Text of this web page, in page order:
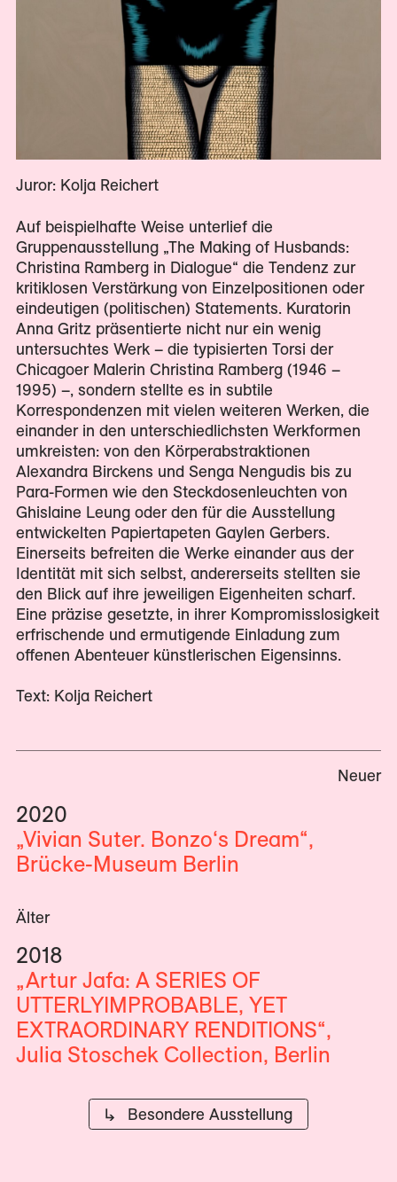
Juror: Kolja Reichert
Auf beispielhafte Weise unterlief die
Gruppenausstellung „The Making of Husbands:
Christina Ramberg in Dialogue“ die Tendenz zur
kritiklosen Verstärkung von Einzelpositionen oder
eindeutigen (politischen) Statements. Kuratorin
Anna Gritz präsentierte nicht nur ein wenig
untersuchtes Werk – die typisierten Torsi der
Chicagoer Malerin Christina Ramberg (1946 –
1995) –, sondern stellte es in subtile
Korrespondenzen mit vielen weiteren Werken, die
einander in den unterschiedlichsten Werkformen
umkreisten: von den Körperabstraktionen
Alexandra Birckens und Senga Nengudis bis zu
Para-Formen wie den Steckdosenleuchten von
Ghislaine Leung oder den für die Ausstellung
entwickelten Papiertapeten Gaylen Gerbers.
Einerseits befreiten die Werke einander aus der
Identität mit sich selbst, andererseits stellten sie
den Blick auf ihre jeweiligen Eigenheiten scharf.
Eine präzise gesetzte, in ihrer Kompromisslosigkeit
erfrischende und ermutigende Einladung zum
offenen Abenteuer künstlerischen Eigensinns.
Text: Kolja Reichert
Älter
2018
„Artur Jafa: A SERIES OF
UTTERLYIMPROBABLE, YET
EXTRAORDINARY RENDITIONS“,
Julia Stoschek Collection, Berlin
Neuer
2020
„Vivian Suter. Bonzo‘s Dream“,
Brücke-Museum Berlin
↳ Besondere Ausstellung